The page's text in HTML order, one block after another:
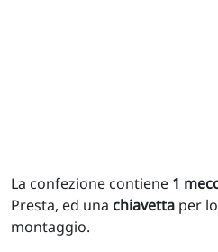
La confezione contiene 1
Presta, ed una chiavetta per
montaggio.